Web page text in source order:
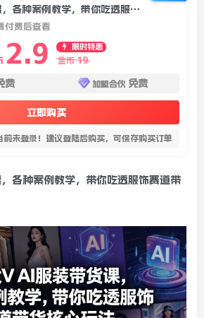
某大V AI服装带货课，各种案例教学，带你吃透服饰赛道带货核心玩法
付费后查看
2.9
限时特惠
金币 19
费 加盟合伙 免费
立即购买
前未登录！建议登陆后购买，可保存购买订单
，各种案例教学，带你吃透服饰赛道带